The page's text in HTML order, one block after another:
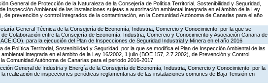
General de Protección de la Naturaleza de la Consejería de Política Territorial, Sostenibilidad y Seguridad,
Inspección Ambiental de las instalaciones sujetas a autorización ambiental integrada en el ámbito de la Ley
de prevención y control integrados de la contaminación, en la Comunidad Autónoma de Canarias para el año
General Técnica de la Consejería de Economía, Industria, Comercio y Conocimiento, por la que se
Colaboración entre la Consejería de Economía, Industria, Comercio y Conocimiento y Asociación Canaria de
para la ejecución del Plan de Inspecciones de Seguridad Industrial y Minera en el año 2016
de Política Territorial, Sostenibilidad y Seguridad, por la que se modifica el Plan de Inspección Ambiental de las
integrada en el ámbito de la Ley 16/2002, 1 julio (BOE 157, 2.7.2002), de Prevención y Control
Comunidad Autónoma de Canarias para el periodo 2016-2017
General de Industria y Energía de la Consejería de Economía, Industria, Comercio y Conocimiento, por la
realización de inspecciones periódicas reglamentarias de las instalaciones comunes de Baja Tensión en